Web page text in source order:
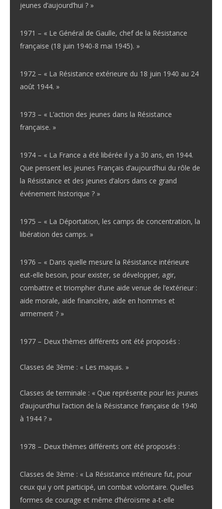
jeunes d’aujourd’hui ? »
1971 – « Le Général de Gaulle, chef de la Résistance
française (18 juin 1940-8 mai 1945). »
1972 – « La Résistance extérieure du 18 juin 1940 au 24
août 1944. »
1973 – « L’action des jeunes dans la Résistance
française. »
1974 – « La France a été libérée il y a 30 ans, en 1944.
Que pensent les jeunes Français d’aujourd’hui du rôle de
la Résistance et des jeunes d’alors dans ce grand
événement historique ? »
1975 – « La Déportation, les camps de concentration, la
libération des camps. »
1976 – « Dans quelle mesure la Résistance intérieure
eut-elle besoin, pour exister, se développer, agir,
combattre et triompher d’une aide venue de l’extérieur :
aide morale, aide financière, aide en hommes et
armement ? »
1977 – Deux thèmes différents ont été proposés :
Classes de 3ème : « Les maquis. »
Classes de terminale : « Que représente pour les jeunes
d’aujourd’hui l’action de la Résistance française de 1940
à 1944 ? »
1978 – Deux thèmes différents ont été proposés :
Classes de 3ème : « La Résistance intérieure fut, pour
ceux qui y ont participé, un combat volontaire. Quelles
formes de courage et même d’héroïsme a-t-elle